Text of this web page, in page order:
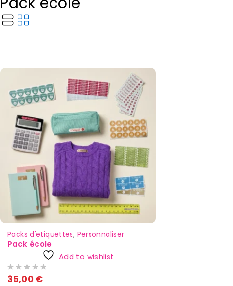
Packs d'etiquettes, Personnaliser
Pack école
Add to wishlist
35,00 €